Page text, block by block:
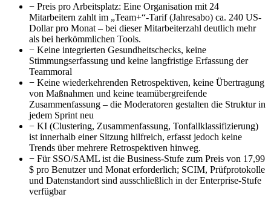
− Preis pro Arbeitsplatz: Eine Organisation mit 24
Mitarbeitern zahlt im „Team+“-Tarif (Jahresabo) ca. 240 US-
Dollar pro Monat – bei dieser Mitarbeiterzahl deutlich mehr
als bei herkömmlichen Tools.
− Keine integrierten Gesundheitschecks, keine
Stimmungserfassung und keine langfristige Erfassung der
Teammoral
− Keine wiederkehrenden Retrospektiven, keine Übertragung
von Maßnahmen und keine teamübergreifende
Zusammenfassung – die Moderatoren gestalten die Struktur in
jedem Sprint neu
− KI (Clustering, Zusammenfassung, Tonfallklassifizierung)
ist innerhalb einer Sitzung hilfreich, erfasst jedoch keine
Trends über mehrere Retrospektiven hinweg.
− Für SSO/SAML ist die Business-Stufe zum Preis von 17,99
$ pro Benutzer und Monat erforderlich; SCIM, Prüfprotokolle
und Datenstandort sind ausschließlich in der Enterprise-Stufe
verfügbar